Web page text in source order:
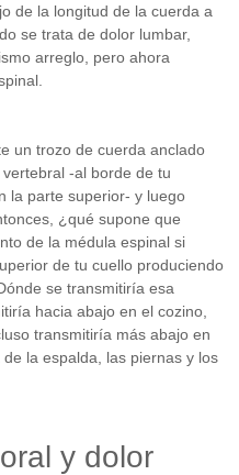
de la longitud de la cuerda a
se trata de dolor lumbar,
arreglo, pero ahora
un trozo de cuerda anclado
-al borde de tu
la parte superior- y luego
¿qué supone que
de la médula espinal si
de tu cuello produciendo
se transmitiría esa
hacia abajo en el cozino,
transmitiría más abajo en
la espalda, las piernas y los
y dolor